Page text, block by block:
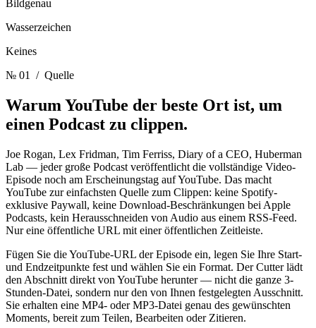
Bildgenau
Wasserzeichen
Keines
№ 01
/ Quelle
Warum YouTube der beste Ort ist, um
einen Podcast zu clippen.
Joe Rogan, Lex Fridman, Tim Ferriss, Diary of a CEO, Huberman
Lab — jeder große Podcast veröffentlicht die vollständige Video-
Episode noch am Erscheinungstag auf YouTube. Das macht
YouTube zur einfachsten Quelle zum Clippen: keine Spotify-
exklusive Paywall, keine Download-Beschränkungen bei Apple
Podcasts, kein Herausschneiden von Audio aus einem RSS-Feed.
Nur eine öffentliche URL mit einer öffentlichen Zeitleiste.
Fügen Sie die YouTube-URL der Episode ein, legen Sie Ihre Start-
und Endzeitpunkte fest und wählen Sie ein Format. Der Cutter lädt
den Abschnitt direkt von YouTube herunter — nicht die ganze 3-
Stunden-Datei, sondern nur den von Ihnen festgelegten Ausschnitt.
Sie erhalten eine MP4- oder MP3-Datei genau des gewünschten
Moments, bereit zum Teilen, Bearbeiten oder Zitieren.